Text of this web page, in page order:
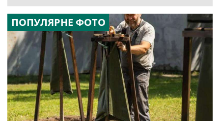
ПОПУЛЯРНЕ ФОТО